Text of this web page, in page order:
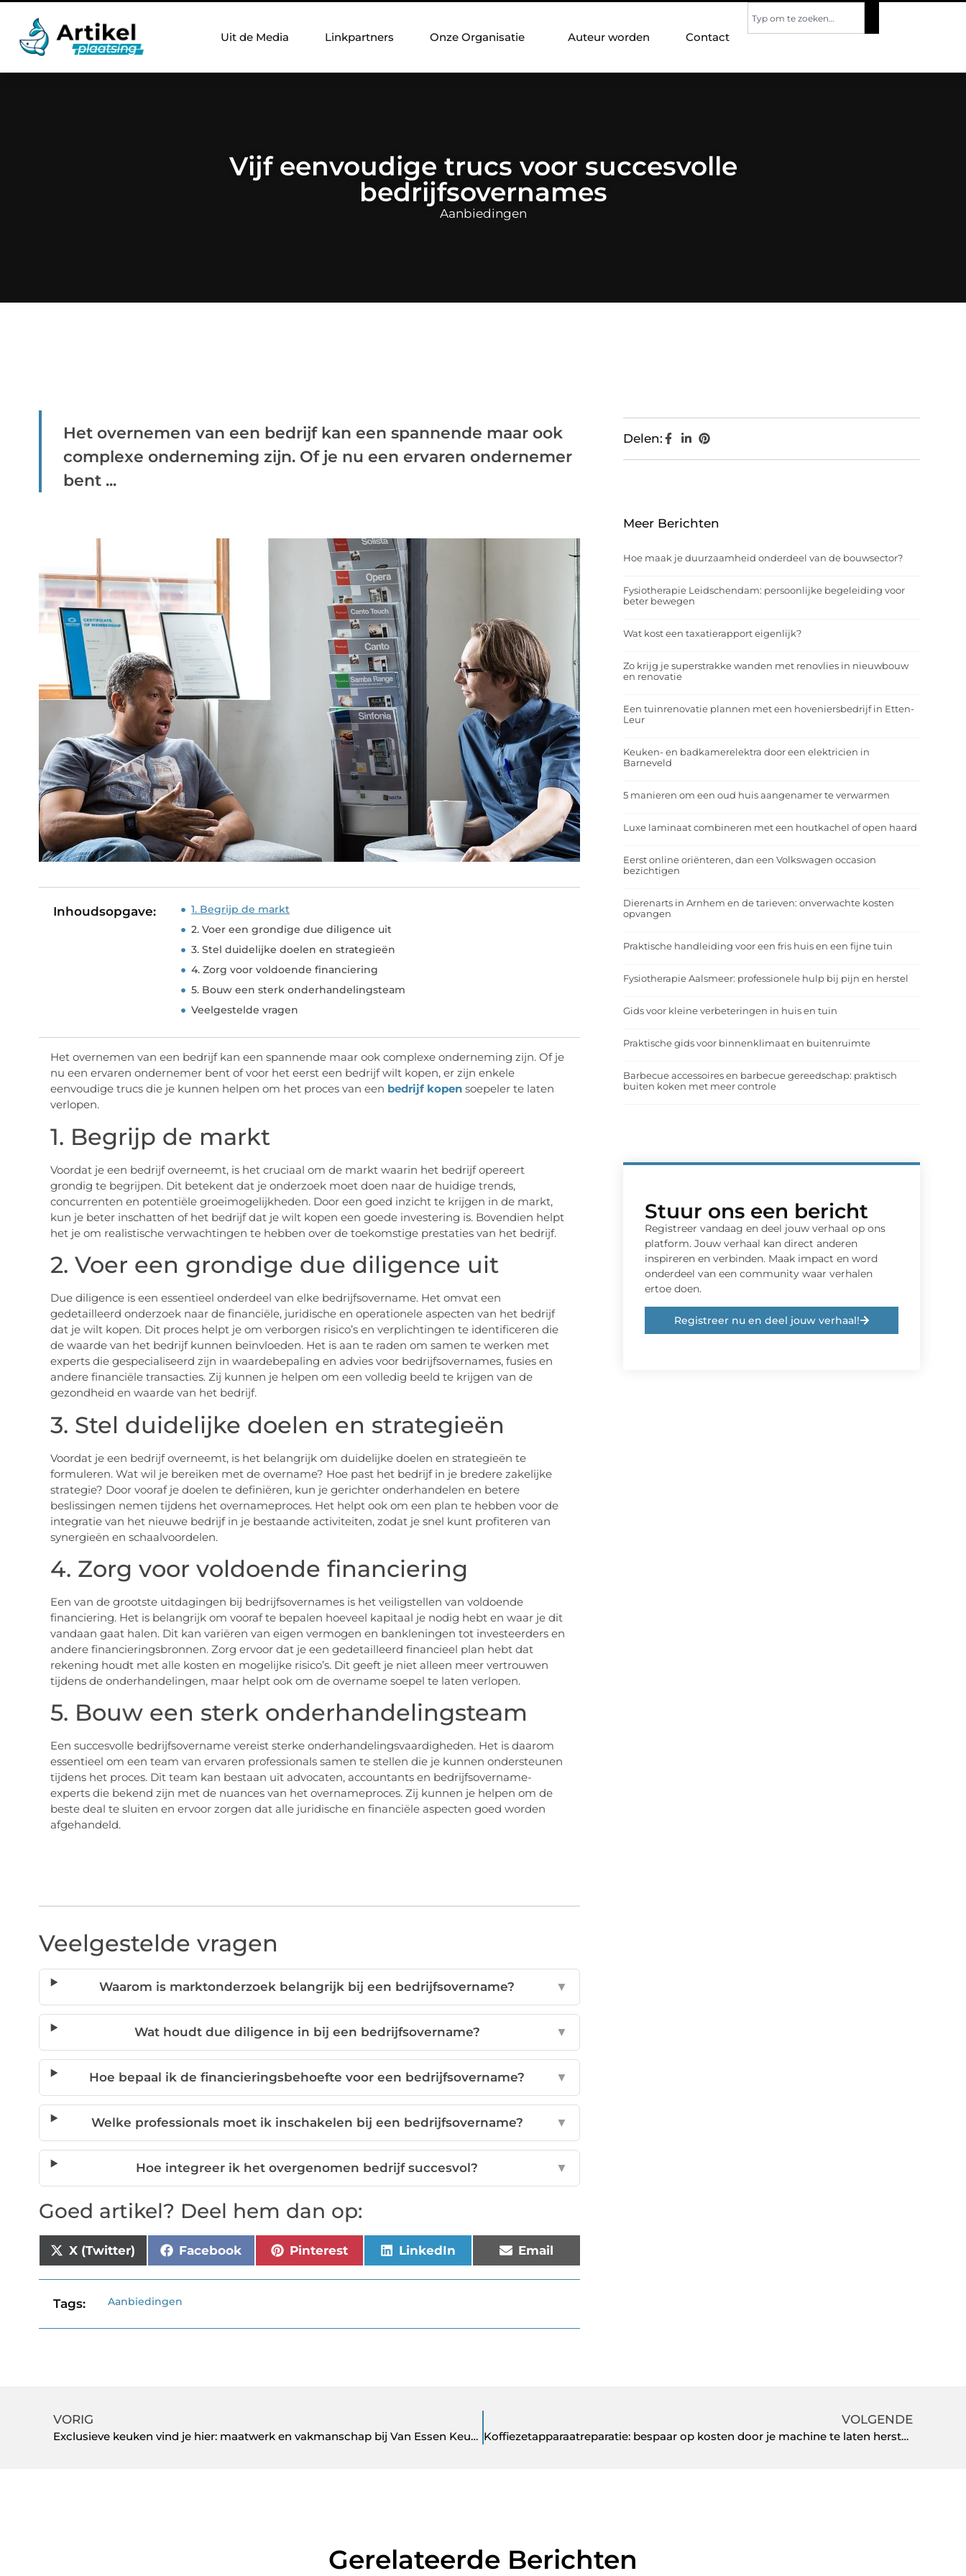
Uit de Media Linkpartners Onze Organisatie Auteur worden Contact
Vijf eenvoudige trucs voor succesvolle
bedrijfsovernames
Aanbiedingen
Het overnemen van een bedrijf kan een spannende maar ook
complexe onderneming zijn. Of je nu een ervaren ondernemer
bent ...
Inhoudsopgave:
1. Begrijp de markt
2. Voer een grondige due diligence uit
3. Stel duidelijke doelen en strategieën
4. Zorg voor voldoende financiering
5. Bouw een sterk onderhandelingsteam
Veelgestelde vragen
Het overnemen van een bedrijf kan een spannende maar ook complexe onderneming zijn. Of je
nu een ervaren ondernemer bent of voor het eerst een bedrijf wilt kopen, er zijn enkele
eenvoudige trucs die je kunnen helpen om het proces van een bedrijf kopensoepeler te laten
verlopen.
1. Begrijp de markt
Voordat je een bedrijf overneemt, is het cruciaal om de markt waarin het bedrijf opereert
grondig te begrijpen. Dit betekent dat je onderzoek moet doen naar de huidige trends,
concurrenten en potentiële groeimogelijkheden. Door een goed inzicht te krijgen in de markt,
kun je beter inschatten of het bedrijf dat je wilt kopen een goede investering is. Bovendien helpt
het je om realistische verwachtingen te hebben over de toekomstige prestaties van het bedrijf.
2. Voer een grondige due diligence uit
Due diligence is een essentieel onderdeel van elke bedrijfsovername. Het omvat een
gedetailleerd onderzoek naar de financiële, juridische en operationele aspecten van het bedrijf
dat je wilt kopen. Dit proces helpt je om verborgen risico’s en verplichtingen te identificeren die
de waarde van het bedrijf kunnen beïnvloeden. Het is aan te raden om samen te werken met
experts die gespecialiseerd zijn in waardebepaling en advies voor bedrijfsovernames, fusies en
andere financiële transacties. Zij kunnen je helpen om een volledig beeld te krijgen van de
gezondheid en waarde van het bedrijf.
3. Stel duidelijke doelen en strategieën
Voordat je een bedrijf overneemt, is het belangrijk om duidelijke doelen en strategieën te
formuleren. Wat wil je bereiken met de overname? Hoe past het bedrijf in je bredere zakelijke
strategie? Door vooraf je doelen te definiëren, kun je gerichter onderhandelen en betere
beslissingen nemen tijdens het overnameproces. Het helpt ook om een plan te hebben voor de
integratie van het nieuwe bedrijf in je bestaande activiteiten, zodat je snel kunt profiteren van
synergieën en schaalvoordelen.
4. Zorg voor voldoende financiering
Een van de grootste uitdagingen bij bedrijfsovernames is het veiligstellen van voldoende
financiering. Het is belangrijk om vooraf te bepalen hoeveel kapitaal je nodig hebt en waar je dit
vandaan gaat halen. Dit kan variëren van eigen vermogen en bankleningen tot investeerders en
andere financieringsbronnen. Zorg ervoor dat je een gedetailleerd financieel plan hebt dat
rekening houdt met alle kosten en mogelijke risico’s. Dit geeft je niet alleen meer vertrouwen
tijdens de onderhandelingen, maar helpt ook om de overname soepel te laten verlopen.
5. Bouw een sterk onderhandelingsteam
Een succesvolle bedrijfsovername vereist sterke onderhandelingsvaardigheden. Het is daarom
essentieel om een team van ervaren professionals samen te stellen die je kunnen ondersteunen
tijdens het proces. Dit team kan bestaan uit advocaten, accountants en bedrijfsovername-
experts die bekend zijn met de nuances van het overnameproces. Zij kunnen je helpen om de
beste deal te sluiten en ervoor zorgen dat alle juridische en financiële aspecten goed worden
afgehandeld.
Veelgestelde vragen
Waarom is marktonderzoek belangrijk bij een bedrijfsovername? ▼
Wat houdt due diligence in bij een bedrijfsovername? ▼
Hoe bepaal ik de financieringsbehoefte voor een bedrijfsovername? ▼
Welke professionals moet ik inschakelen bij een bedrijfsovername? ▼
Hoe integreer ik het overgenomen bedrijf succesvol? ▼
Goed artikel? Deel hem dan op:
X (Twitter) Facebook Pinterest LinkedIn Email
Tags: Aanbiedingen
Delen:
Meer Berichten
Hoe maak je duurzaamheid onderdeel van de bouwsector?
Fysiotherapie Leidschendam: persoonlijke begeleiding voor
beter bewegen
Wat kost een taxatierapport eigenlijk?
Zo krijg je superstrakke wanden met renovlies in nieuwbouw
en renovatie
Een tuinrenovatie plannen met een hoveniersbedrijf in Etten-
Leur
Keuken- en badkamerelektra door een elektricien in
Barneveld
5 manieren om een oud huis aangenamer te verwarmen
Luxe laminaat combineren met een houtkachel of open haard
Eerst online oriënteren, dan een Volkswagen occasion
bezichtigen
Dierenarts in Arnhem en de tarieven: onverwachte kosten
opvangen
Praktische handleiding voor een fris huis en een fijne tuin
Fysiotherapie Aalsmeer: professionele hulp bij pijn en herstel
Gids voor kleine verbeteringen in huis en tuin
Praktische gids voor binnenklimaat en buitenruimte
Barbecue accessoires en barbecue gereedschap: praktisch
buiten koken met meer controle
Stuur ons een bericht
Registreer vandaag en deel jouw verhaal op ons
platform. Jouw verhaal kan direct anderen
inspireren en verbinden. Maak impact en word
onderdeel van een community waar verhalen
ertoe doen.
Registreer nu en deel jouw verhaal!
VORIG
Exclusieve keuken vind je hier: maatwerk en vakmanschap bij Van Essen Keukens
VOLGENDE
Koffiezetapparaatreparatie: bespaar op kosten door je machine te laten herstellen
Gerelateerde Berichten